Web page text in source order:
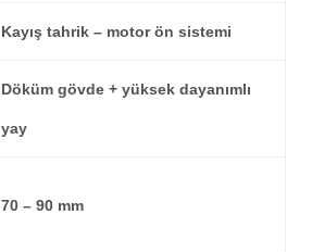
Kayış tahrik – motor ön sistemi
Döküm gövde + yüksek dayanımlı
yay
70 – 90 mm